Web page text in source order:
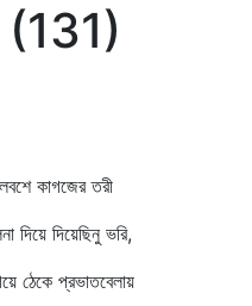
(131)
কাগজের তরী
দিয়ে দিয়েছিনু ভরি,
ঠেকে প্রভাতবেলায়